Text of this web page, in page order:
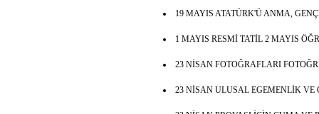
19 MAYIS ATATÜRK'Ü ANMA,
1 MAYIS RESMİ TATİL 2 MAYIS
23 NİSAN FOTOĞRAFLARI
23 NİSAN ULUSAL EGEMENLİK